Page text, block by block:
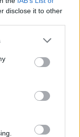
disclose it to other
Mária-